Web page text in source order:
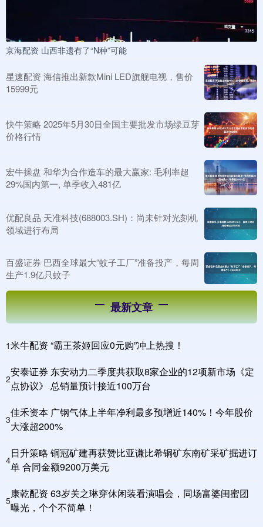
京海配资 山西非遗有了“N种”可能
星速配资 海信推出新款Mini LED旗舰电视，售价
15999元
快牛策略 2025年5月30日全国主要批发市场绿豆芽
价格行情
宏牛操盘 和华为合作造车的最大赢家: 毛利率超
29%国内第一, 单季收入481亿
优配良品 天准科技(688003.SH)：尚未针对光刻机
领域进行布局
百盛证券 巴西全球最大“蚊子工厂”准备投产，每周
生产1.9亿只蚊子
最新文章
1米牛配资 “霸王茶姬回应0元购”冲上热搜！
2
安泰证券 东安动力二季度共获取8家企业的12项新市场《定
点协议》 总销量预计接近100万台
3
佳禾资本 广钢气体上半年净利最多预增近140%！今年股价
大涨超200%
4
日升策略 铜冠矿建再获赞比亚谦比希铜矿东南矿采矿掘进订
单 合同金额9200万美元
5
康乾配资 63岁关之琳穿休闲装看演唱会，同场富婆闺蜜团
曝光，个个不简单！